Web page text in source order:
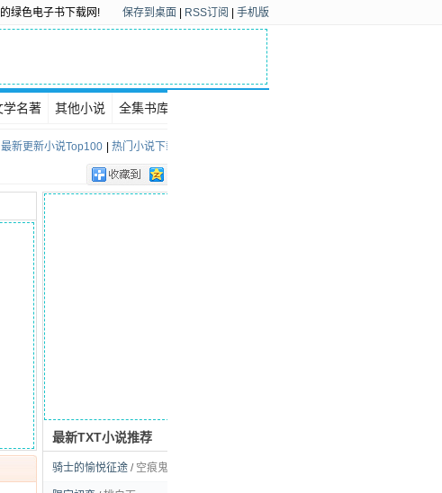
绿色电子书下载网! 保存到桌面 RSS订阅 手机版
学名著 其他小说 全集书库
最新更新小说Top100 热门小说下载Top100
最新TXT小说推荐
骑士的愉悦征途 / 空痕鬼彻